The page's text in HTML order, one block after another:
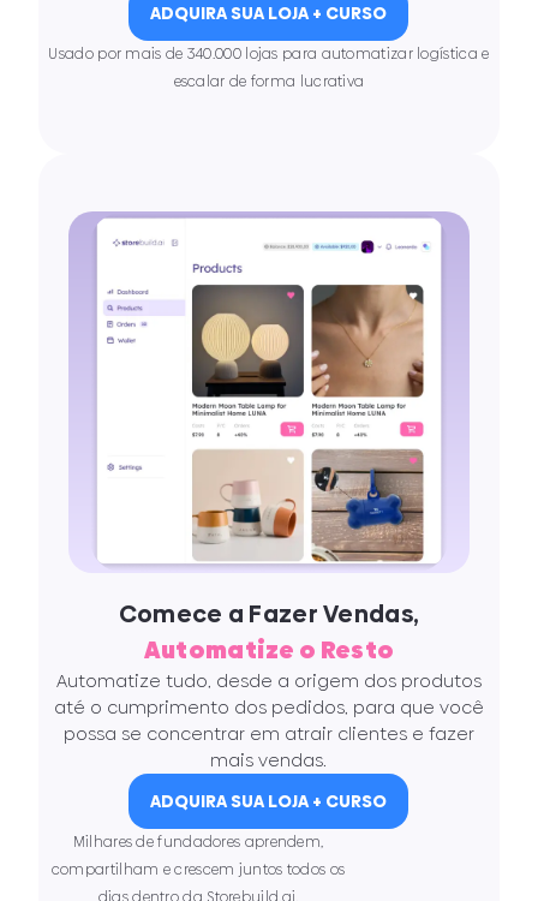
ADQUIRA SUA LOJA + CURSO
Usado por mais de 340.000 lojas para automatizar logística e
escalar de forma lucrativa
Comece a Fazer Vendas,
Automatize o Resto
Automatize tudo, desde a origem dos produtos
até o cumprimento dos pedidos, para que você
possa se concentrar em atrair clientes e fazer
mais vendas.
ADQUIRA SUA LOJA + CURSO
Milhares de fundadores aprendem,
compartilham e crescem juntos todos os
dias dentro da Storebuild.ai.